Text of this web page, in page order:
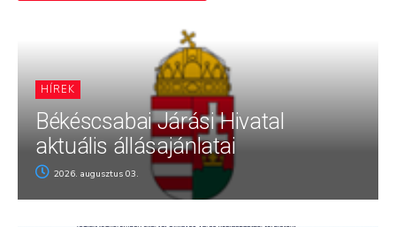
HÍREK
Békéscsabai Járási Hivatal
aktuális állásajánlatai
2026. augusztus 03.